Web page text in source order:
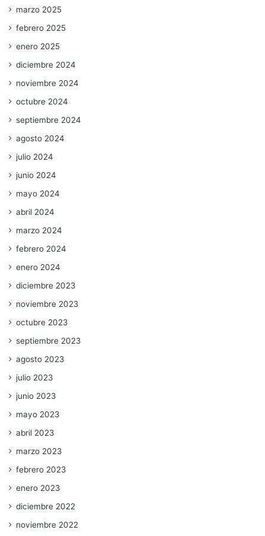
marzo 2025
febrero 2025
enero 2025
diciembre 2024
noviembre 2024
octubre 2024
septiembre 2024
agosto 2024
julio 2024
junio 2024
mayo 2024
abril 2024
marzo 2024
febrero 2024
enero 2024
diciembre 2023
noviembre 2023
octubre 2023
septiembre 2023
agosto 2023
julio 2023
junio 2023
mayo 2023
abril 2023
marzo 2023
febrero 2023
enero 2023
diciembre 2022
noviembre 2022